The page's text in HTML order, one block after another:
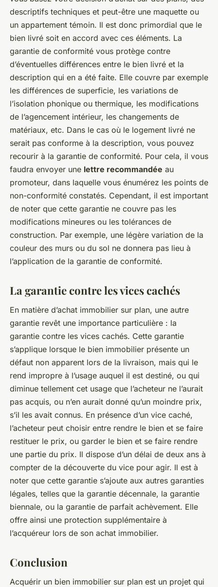
descriptifs techniques et peut-être une maquette ou
un appartement témoin. Il est donc primordial que le
bien livré soit en accord avec ces éléments. La
garantie de conformité vous protège contre
d’éventuelles différences entre le bien livré et la
description qui en a été faite. Elle couvre par exemple
les différences de superficie, les variations de
l’isolation phonique ou thermique, les modifications
de l’agencement intérieur, les changements de
matériaux, etc. Dans le cas où le logement livré ne
serait pas conforme à la description, vous pouvez
recourir à la garantie de conformité. Pour cela, il vous
faudra envoyer une lettre recommandée au
promoteur, dans laquelle vous énumérez les points de
non-conformité constatés. Cependant, il est important
de noter que cette garantie ne couvre pas les
modifications mineures ou les tolérances de
construction. Par exemple, une légère variation de la
couleur des murs ou du sol ne donnera pas lieu à
l’application de la garantie de conformité.
La garantie contre les vices cachés
En matière d’achat immobilier sur plan, une autre
garantie revêt une importance particulière : la
garantie contre les vices cachés. Cette garantie
s’applique lorsque le bien immobilier présente un
défaut non apparent lors de la livraison, mais qui le
rend impropre à l’usage auquel il est destiné, ou qui
diminue tellement cet usage que l’acheteur ne l’aurait
pas acquis, ou n’en aurait donné qu’un moindre prix,
s’il les avait connus. En présence d’un vice caché,
l’acheteur peut choisir entre rendre le bien et se faire
restituer le prix, ou garder le bien et se faire rendre
une partie du prix. Il dispose d’un délai de deux ans à
compter de la découverte du vice pour agir. Il est à
noter que cette garantie s’ajoute aux autres garanties
légales, telles que la garantie décennale, la garantie
biennale, ou la garantie de parfait achèvement. Elle
offre ainsi une protection supplémentaire à
l’acquéreur lors de son achat immobilier.
Conclusion
Acquérir un bien immobilier sur plan est un projet qui